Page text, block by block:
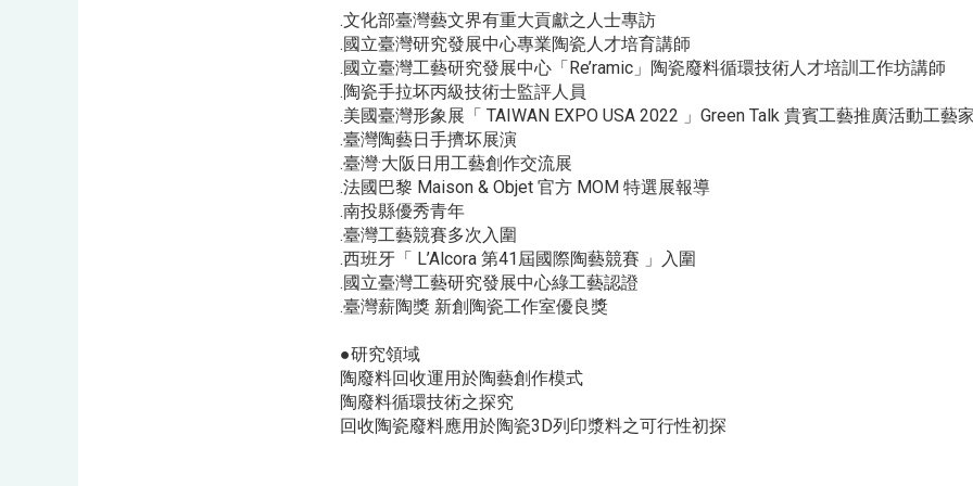
.文化部臺灣藝文界有重大貢獻之人士專訪
.國立臺灣研究發展中心專業陶瓷人才培育講師
.國立臺灣工藝研究發展中心「Re’ramic」陶瓷廢料循環技術人才培訓工作坊講師
.陶瓷手拉坏丙級技術士監評人員
.美國臺灣形象展「 TAIWAN EXPO USA 2022 」Green Talk 貴賓工藝推廣活動工藝
.臺灣陶藝日手擠坏展演
.臺灣·大阪日用工藝創作交流展
.法國巴黎 Maison & Objet 官方 MOM 特選展報導
.南投縣優秀青年
.臺灣工藝競賽多次入圍
.西班牙「 L’Alcora 第41屆國際陶藝競賽 」入圍
.國立臺灣工藝研究發展中心綠工藝認證
.臺灣薪陶獎 新創陶瓷工作室優良獎
●研究領域
陶廢料回收運用於陶藝創作模式
陶廢料循環技術之探究
回收陶瓷廢料應用於陶瓷3D列印漿料之可行性初探